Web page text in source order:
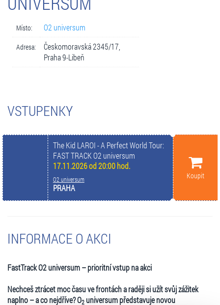
Místo: O2 universum
Adresa:
Českomoravská 2345/17,
Praha 9-Libeň
VSTUPENKY
The Kid LAROI - A Perfect World Tour:
FAST TRACK O2 universum
17.11.2026 od 20:00 hod.
O2 universum
PRAHA
Koupit
INFORMACE O AKCI
FastTrack O2 universum – prioritní vstup na akci
Nechceš ztrácet moc času ve frontách a raději si užít svůj zážitek
naplno – a co nejdříve? O2 universum představuje novou